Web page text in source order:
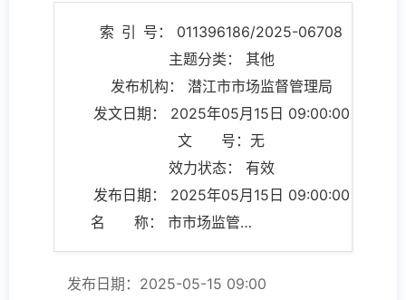
索 引 号： 011396186/2025-06708
主题分类： 其他
发布机构： 潜江市市场监督管理局
发文日期： 2025年05月15日 09:00:00
文 号：无
效力状态： 有效
发布日期： 2025年05月15日 09:00:00
名 称： 市市场监管局规范性文件清理结果
发布日期：2025-05-15 09:00